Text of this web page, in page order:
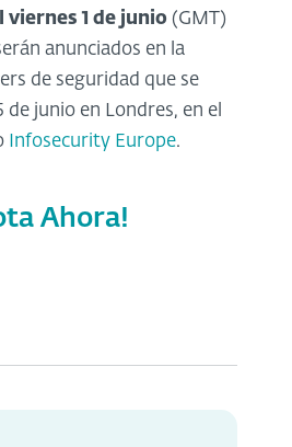
viernes 1 de junio (GMT)
anunciados en la
de seguridad que se
de junio en Londres, en el
Infosecurity Europe.
Ahora!